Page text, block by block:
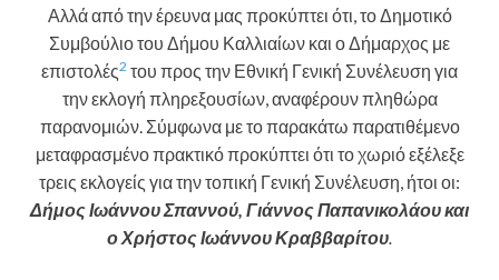
Αλλά από την έρευνα μας προκύπτει ότι, το Δημοτικό
Συμβούλιο του Δήμου Καλλιαίων και ο Δήμαρχος με
επιστολές2 του προς την Εθνική Γενική Συνέλευση για
την εκλογή πληρεξουσίων, αναφέρουν πληθώρα
παρανομιών. Σύμφωνα με το παρακάτω παρατιθέμενο
μεταφρασμένο πρακτικό προκύπτει ότι το χωριό εξέλεξε
τρεις εκλογείς για την τοπική Γενική Συνέλευση, ήτοι οι:
Δήμος Ιωάννου Σπαννού, Γιάννος Παπανικολάου και
ο Χρήστος Ιωάννου Κραββαρίτου.